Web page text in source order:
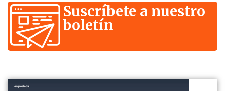
Suscríbete a nuestro
boletín